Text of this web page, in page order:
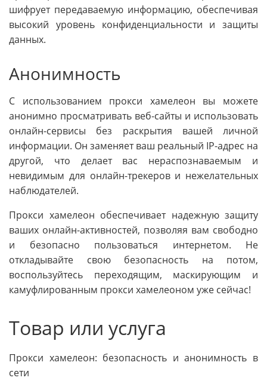
шифрует передаваемую информацию, обеспечивая
высокий уровень конфиденциальности и защиты
данных.
Анонимность
С использованием прокси хамелеон вы можете
анонимно просматривать веб-сайты и использовать
онлайн-сервисы без раскрытия вашей личной
информации. Он заменяет ваш реальный IP-адрес на
другой, что делает вас нераспознаваемым и
невидимым для онлайн-трекеров и нежелательных
наблюдателей.
Прокси хамелеон обеспечивает надежную защиту
ваших онлайн-активностей, позволяя вам свободно
и безопасно пользоваться интернетом. Не
откладывайте свою безопасность на потом,
воспользуйтесь переходящим, маскирующим и
камуфлированным прокси хамелеоном уже сейчас!
Товар или услуга
Прокси хамелеон: безопасность и анонимность в
сети